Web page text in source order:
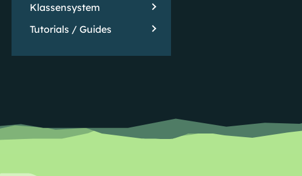
Klassensystem
Tutorials / Guides